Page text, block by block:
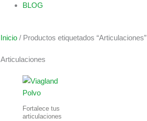
BLOG
Inicio / Productos etiquetados “Articulaciones”
Articulaciones
Fortalece tus
articulaciones